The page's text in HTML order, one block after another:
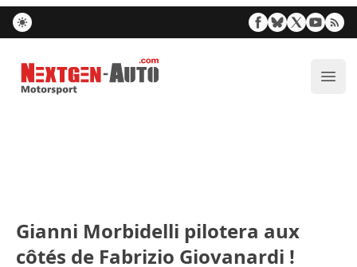
Nextgen-Auto.com
Gianni Morbidelli pilotera aux
côtés de Fabrizio Giovanardi !